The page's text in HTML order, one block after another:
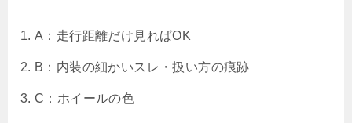
A：走行距離だけ見ればOK
B：内装の細かいスレ・扱い方の痕跡
C：ホイールの色